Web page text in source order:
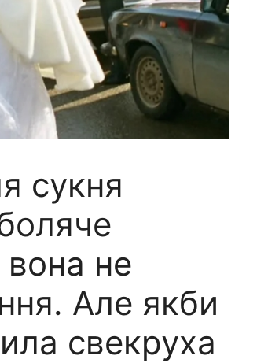
сукня
не
Але якби
свекруха